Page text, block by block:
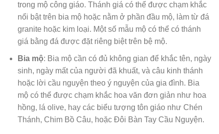
trong mộ công giáo. Thánh giá có thể được chạm khắc
nổi bật trên bia mộ hoặc nằm ở phần đầu mộ, làm từ đá
granite hoặc kim loại. Một số mẫu mộ có thể có thánh
giá bằng đá được đặt riêng biệt trên bệ mộ.
Bia mộ: Bia mộ cần có đủ không gian để khắc tên, ngày
sinh, ngày mất của người đã khuất, và câu kinh thánh
hoặc lời cầu nguyện theo ý nguyện của gia đình. Bia
mộ có thể được chạm khắc hoa văn đơn giản như hoa
hồng, lá olive, hay các biểu tượng tôn giáo như Chén
Thánh, Chim Bồ Câu, hoặc Đôi Bàn Tay Cầu Nguyện.